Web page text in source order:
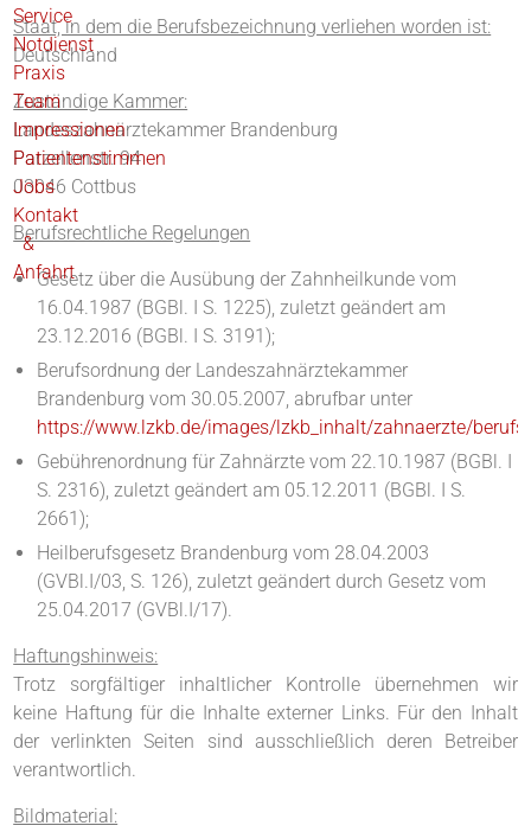
Service
Notdienst
Praxis
Team
Impressionen
Patientenstimmen
Jobs
Kontakt
&
Anfahrt
Staat, in dem die Berufsbezeichnung verliehen worden ist:
Deutschland
Zuständige Kammer:
Landeszahnärztekammer Brandenburg
Parzellenstr. 94
03046 Cottbus
Berufsrechtliche Regelungen
Gesetz über die Ausübung der Zahnheilkunde vom
16.04.1987 (BGBl. I S. 1225), zuletzt geändert am
23.12.2016 (BGBl. I S. 3191);
Berufsordnung der Landeszahnärztekammer
Brandenburg vom 30.05.2007, abrufbar unter
https://www.lzkb.de/images/lzkb_inhalt/zahnaerzte/
Gebührenordnung für Zahnärzte vom 22.10.1987 (BGBl. I
S. 2316), zuletzt geändert am 05.12.2011 (BGBl. I S.
2661);
Heilberufsgesetz Brandenburg vom 28.04.2003
(GVBl.I/03, S. 126), zuletzt geändert durch Gesetz vom
25.04.2017 (GVBl.I/17).
Haftungshinweis:
Trotz sorgfältiger inhaltlicher Kontrolle übernehmen wir
keine Haftung für die Inhalte externer Links. Für den Inhalt
der verlinkten Seiten sind ausschließlich deren Betreiber
verantwortlich.
Bildmaterial: